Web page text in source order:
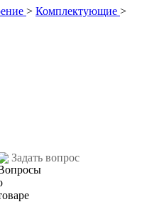
> Комплектующие >
Задать вопрос